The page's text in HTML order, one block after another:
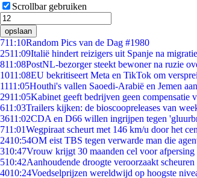
Scrollbar gebruiken
opslaan
711:10Random Pics van de Dag #1980
2511:09Italië hindert reizigers uit Spanje na
811:08PostNL-bezorger steekt bewoner na ruzie
1011:08EU bekritiseert Meta en TikTok om
1111:05Houthi's vallen Saoedi-Arabië en Jemen
2911:05Kabinet geeft bedrijven geen compensatie
611:03Trailers kijken: de bioscoopreleases van
3611:02CDA en D66 willen ingrijpen tegen
711:01Wegpiraat scheurt met 146 km/u door het
2410:54OM eist TBS tegen verwarde man die
310:47Vrouw krijgt 30 maanden cel voor
510:42Aanhoudende droogte veroorzaakt
4010:24Voedselprijzen wereldwijd op hoogste